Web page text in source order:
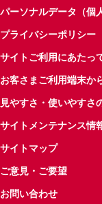
パーソナルデータ（個
プライバシーポリシー
サイトご利用にあたっ
お客さまご利用端末か
見やすさ・使いやすさ
サイトメンテナンス情
サイトマップ
ご意見・ご要望
お問い合わせ